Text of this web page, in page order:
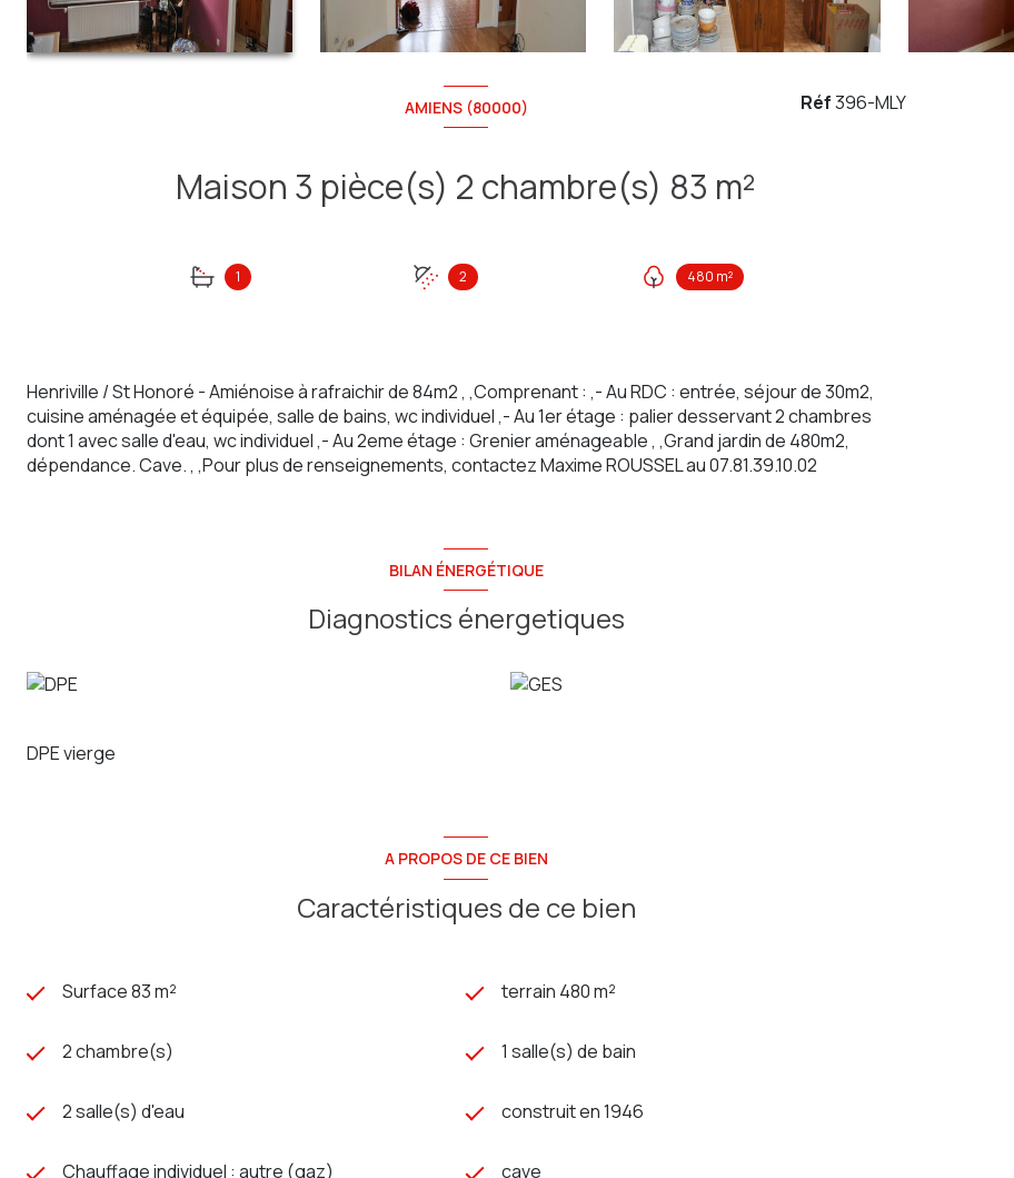
AMIENS (80000)
Maison 3 pièce(s) 2 chambre(s) 83 m²
1 2 480 m²
Réf396-MLY
Henriville / St Honoré - Amiénoise à rafraichir de 84m2 , ,Comprenant : ,- Au RDC : entrée, séjour de 30m2,
cuisine aménagée et équipée, salle de bains, wc individuel ,- Au 1er étage : palier desservant 2 chambres
dont 1 avec salle d'eau, wc individuel ,- Au 2eme étage : Grenier aménageable , ,Grand jardin de 480m2,
dépendance. Cave. , ,Pour plus de renseignements, contactez Maxime ROUSSEL au 07.81.39.10.02
BILAN ÉNERGÉTIQUE
Diagnostics énergetiques
DPE vierge
A PROPOS DE CE BIEN
Caractéristiques de ce bien
Surface 83 m² terrain 480 m²
2 chambre(s) 1 salle(s) de bain
2 salle(s) d'eau construit en 1946
Chauffage individuel : autre (gaz) cave